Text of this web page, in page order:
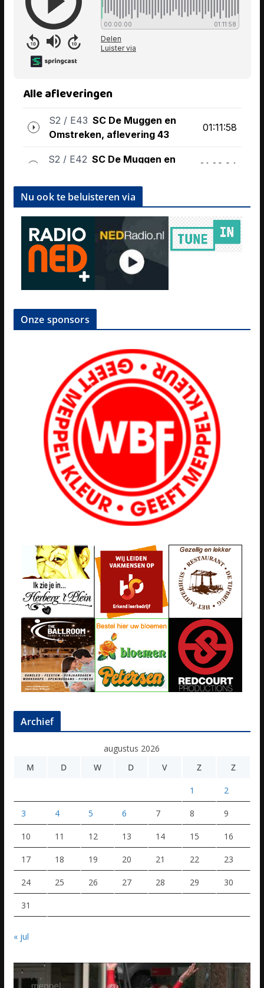
Nu ook te beluisteren via
Onze sponsors
Archief
augustus 2026
M
D W D V Z Z
1 2
3 4 5 6 7 8 9
10 11 12 13 14 15 16
17 18 19 20 21 22 23
24 25 26 27 28 29 30
31
« jul